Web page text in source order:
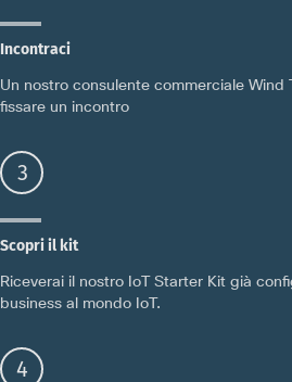
Incontraci
Un nostro consulente commerciale Wind
fissare un incontro
3
Scopri il kit
Riceverai il nostro IoT Starter Kit già
business al mondo IoT.
4